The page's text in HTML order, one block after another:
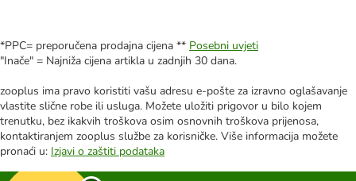
*PPC= preporučena prodajna cijena ** Posebni uvjeti
"Inače" = Najniža cijena artikla u zadnjih 30 dana.
zooplus ima pravo koristiti vašu adresu e-pošte za izravno oglašavanje
vlastite slične robe ili usluga. Možete uložiti prigovor u bilo kojem
trenutku, bez ikakvih troškova osim osnovnih troškova prijenosa,
kontaktiranjem zooplus službe za korisničke. Više informacija možete
pronaći u: Izjavi o zaštiti podataka